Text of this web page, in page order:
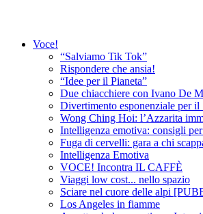
Voce!
“Salviamo Tik Tok”
Rispondere che ansia!
“Idee per il Pianeta”
Due chiacchiere con Ivano De
Divertimento esponenziale per il
Wong Ching Hoi: l’Azzarita
Intelligenza emotiva: consigli per
Fuga di cervelli: gara a chi
Intelligenza Emotiva
VOCE! Incontra IL CAFFÈ
Viaggi low cost... nello spazio
Sciare nel cuore delle alpi
Los Angeles in fiamme